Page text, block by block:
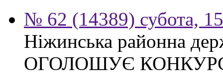
№ 62 (14389) субота,
Ніжинська районна
ОГОЛОШУЄ